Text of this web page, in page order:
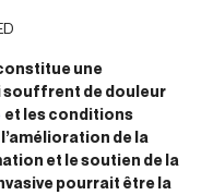
une
souffrent de douleur
et les conditions
de la
et le soutien de la
pourrait être la